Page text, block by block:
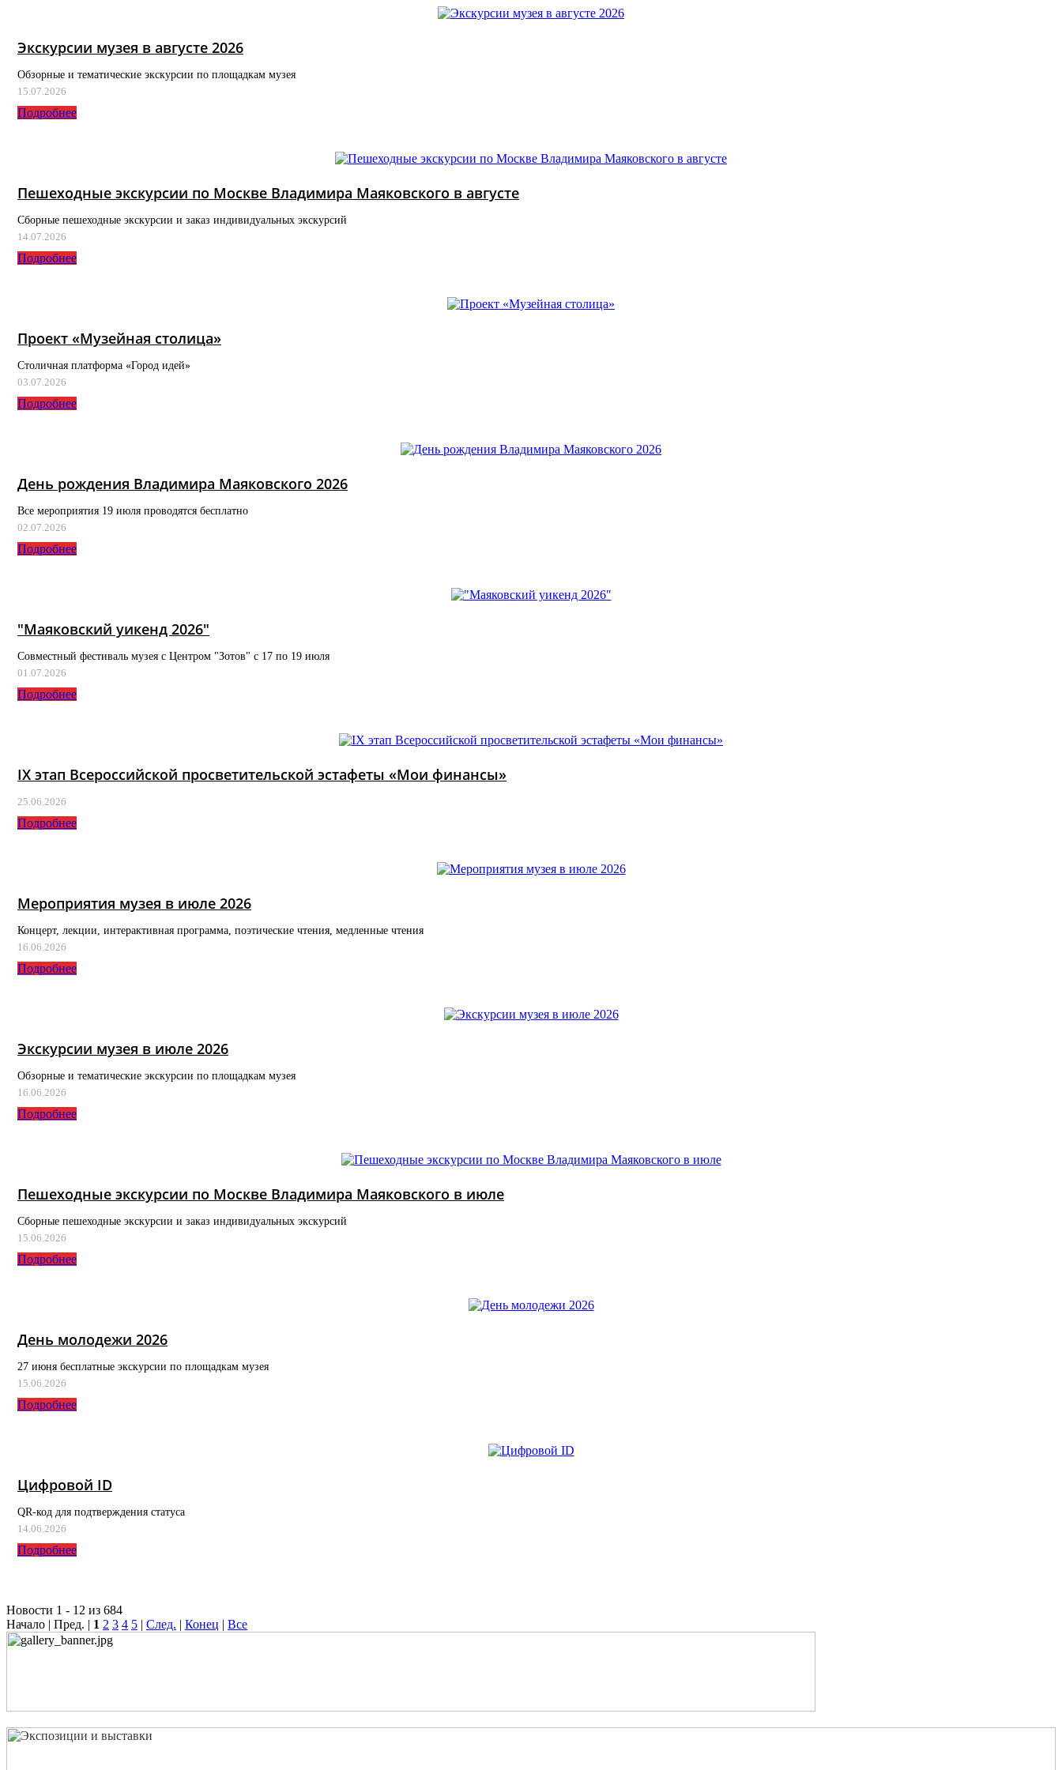
Экскурсии музея в августе 2026
Обзорные и тематические экскурсии по площадкам музея
15.07.2026
Подробнее
Пешеходные экскурсии по Москве Владимира Маяковского в августе
Сборные пешеходные экскурсии и заказ индивидуальных экскурсий
14.07.2026
Подробнее
Проект «Музейная столица»
Столичная платформа «Город идей»
03.07.2026
Подробнее
День рождения Владимира Маяковского 2026
Все мероприятия 19 июля проводятся бесплатно
02.07.2026
Подробнее
"Маяковский уикенд 2026"
Совместный фестиваль музея с Центром "Зотов" с 17 по 19 июля
01.07.2026
Подробнее
IX этап Всероссийской просветительской эстафеты «Мои финансы»
25.06.2026
Подробнее
Мероприятия музея в июле 2026
Концерт, лекции, интерактивная программа, поэтические чтения, медленные чтения
16.06.2026
Подробнее
Экскурсии музея в июле 2026
Обзорные и тематические экскурсии по площадкам музея
16.06.2026
Подробнее
Пешеходные экскурсии по Москве Владимира Маяковского в июле
Сборные пешеходные экскурсии и заказ индивидуальных экскурсий
15.06.2026
Подробнее
День молодежи 2026
27 июня бесплатные экскурсии по площадкам музея
15.06.2026
Подробнее
Цифровой ID
QR-код для подтверждения статуса
14.06.2026
Подробнее
Новости 1 - 12 из 684
Начало | Пред. | 1 2 3 4 5 | След. | Конец | Все